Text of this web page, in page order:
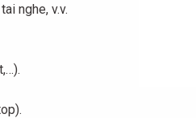
nghe, v.v.